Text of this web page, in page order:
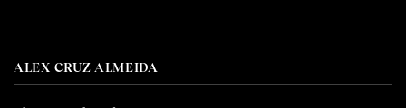
ALEX CRUZ ALMEIDA